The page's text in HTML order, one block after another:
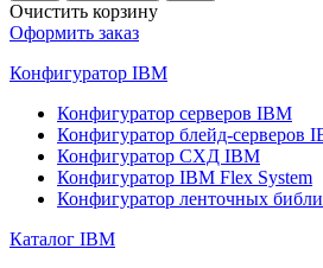
Очистить корзину
Оформить заказ
Конфигуратор IBM
Конфигуратор серверов IBM
Конфигуратор блейд-серверов
Конфигуратор СХД IBM
Конфигуратор IBM Flex System
Конфигуратор ленточных
Каталог IBM